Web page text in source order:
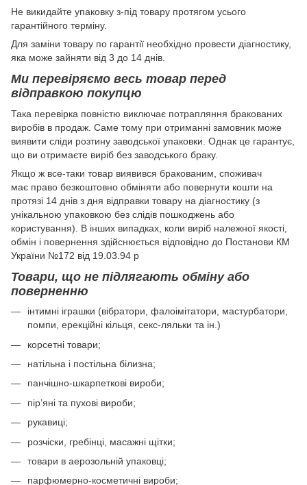
Hе викидайте упаковку з-під товару протягом усього
гарантійного терміну.
Для заміни товару по гарантії необхідно провести діагностику,
яка може зайняти від 3 до 14 днів.
Ми перевіряємо весь товар перед
відправкою покупцю
Така перевірка повністю виключає потрапляння бракованих
виробів в продаж. Саме тому при отриманні замовник може
виявити сліди розтину заводської упаковки. Однак це гарантує,
що ви отримаєте виріб без заводського браку.
Якщо ж все-таки товар виявився бракованим, споживач
має право безкоштовно обміняти або повернути кошти на
протязі 14 днів з дня відправки товару на діагностику (з
унікальною упаковкою без слідів пошкоджень або
користування). В інших випадках, коли виріб належної якості,
обмін і повернення здійснюється відповідно до Постанови КМ
України №172 від 19.03.94 р
Товари, що не підлягають обміну або
поверненню
інтимні іграшки (вібратори, фалоімітатори, мастурбатори,
помпи, ерекційні кільця, секс-ляльки та ін.)
корсетні товари;
натільна і постільна білизна;
панчішно-шкарпеткові вироби;
пір’яні та пухові вироби;
рукавиці;
розчіски, гребінці, масажні щітки;
товари в аерозольній упаковці;
парфюмерно-косметичні вироби;